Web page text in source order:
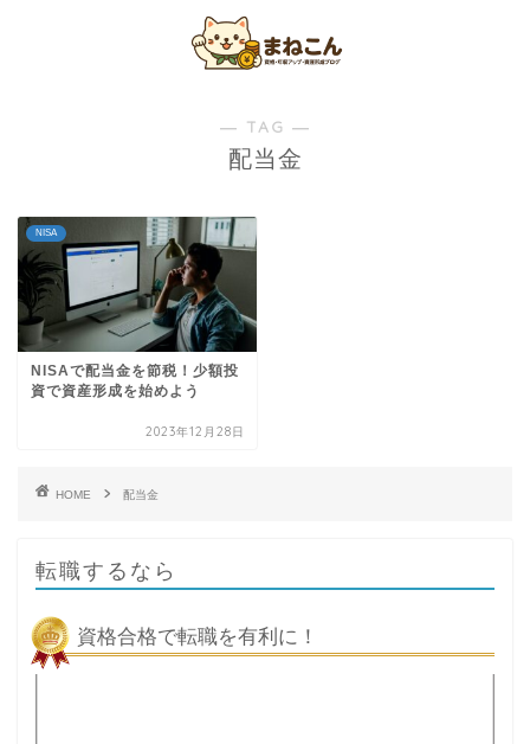
― TAG ―
配当金
NISA
NISAで配当金を節税！少額投
資で資産形成を始めよう
2023年12月28日
HOME 配当金
転職するなら
資格合格で転職を有利に！